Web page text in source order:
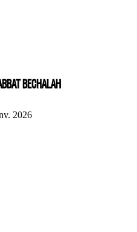
BECHALAH
2026